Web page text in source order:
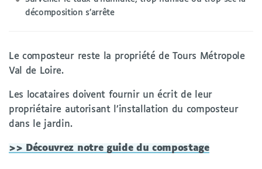
décomposition s’arrête
Le composteur reste la propriété de Tours Métropole
Val de Loire.
Les locataires doivent fournir un écrit de leur
propriétaire autorisant l’installation du composteur
dans le jardin.
>> Découvrez notre guide du compostage